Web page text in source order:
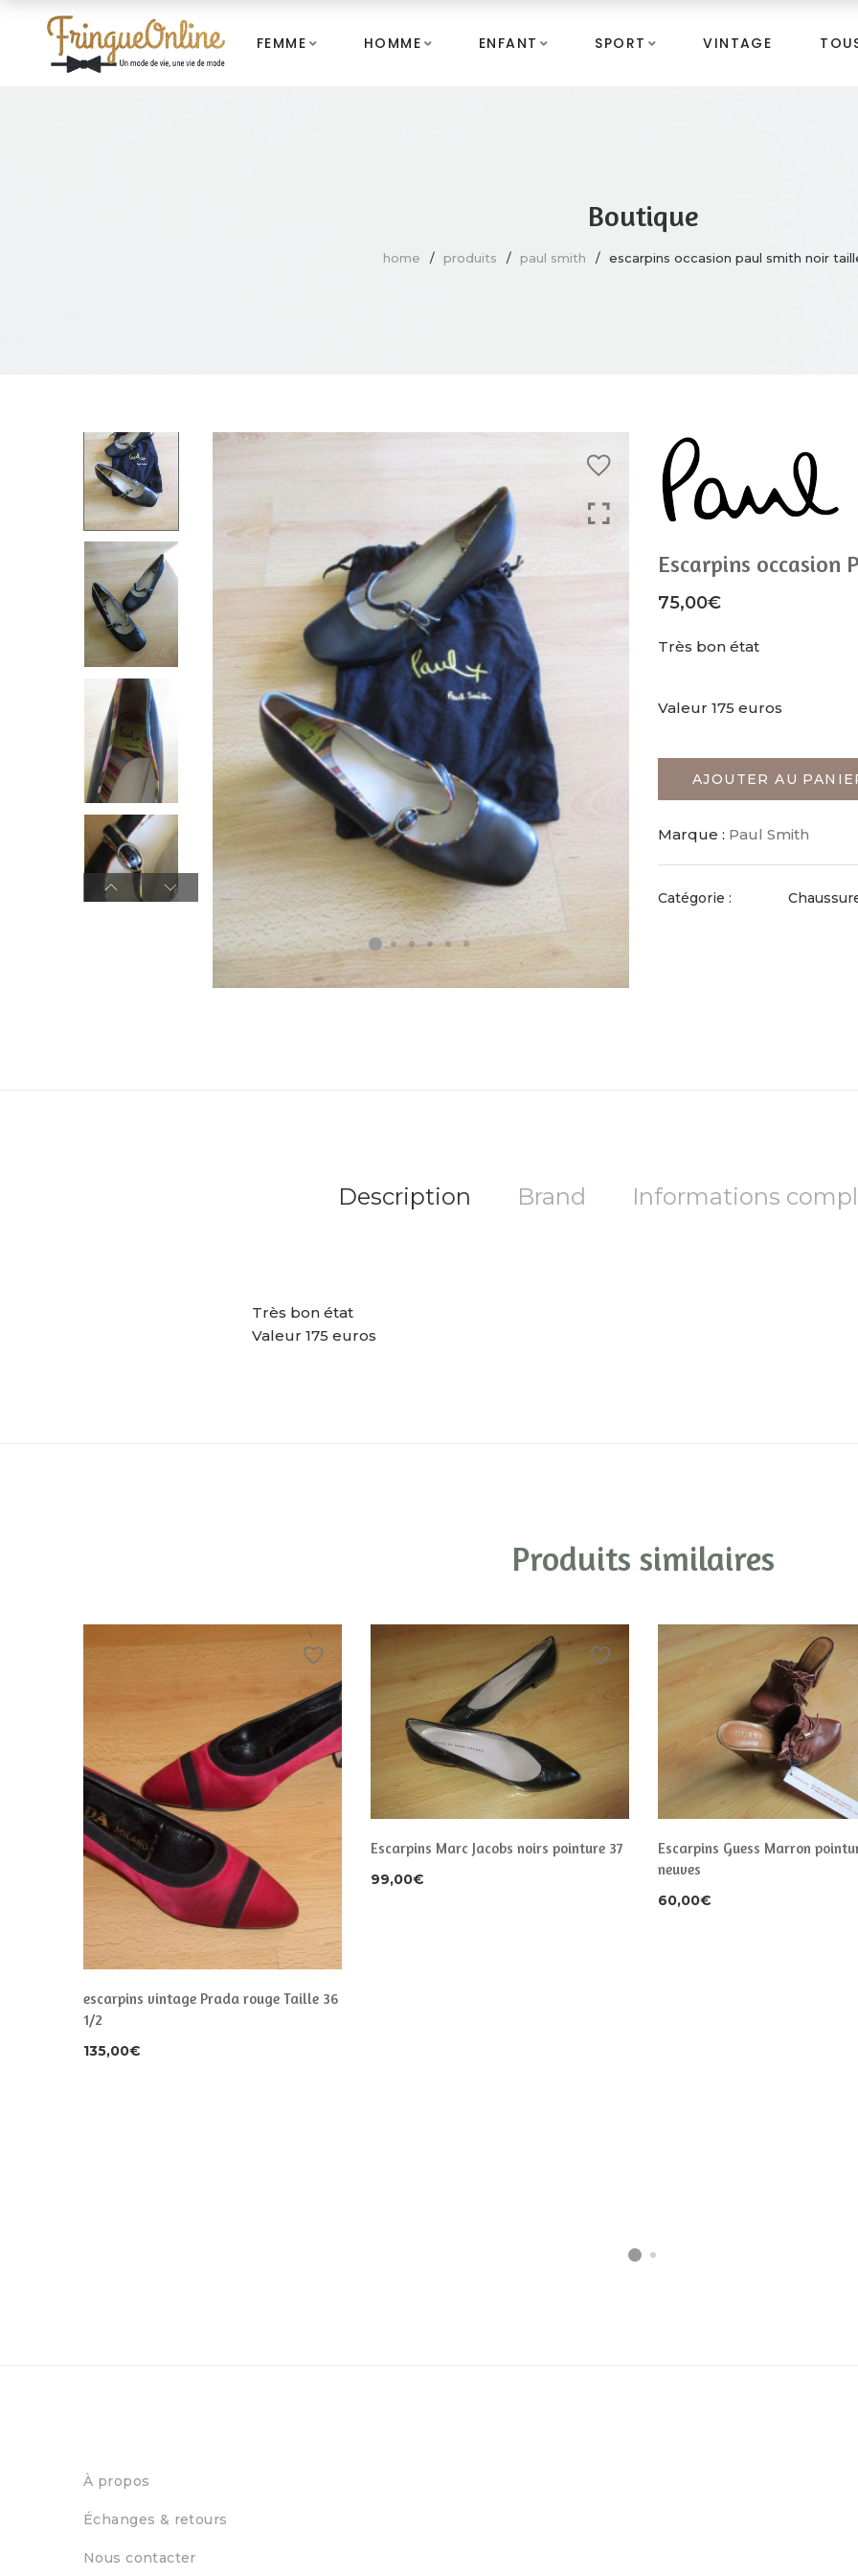
FEMME HOMME ENFANT SPORT VINTAGE
Boutique
home produits paul smith escarpins occasion paul smith noir
Escarpins occasion
75,00€
Très bon état
Valeur 175 euros
AJOUTER AU
Marque : Paul Smith
Catégorie :
Description Brand Informations
Très bon état
Valeur 175 euros
Produits similaires
escarpins vintage Prada rouge Taille 36
1/2
135,00€
Escarpins Marc Jacobs noirs pointure 37
99,00€
Escarpins Guess Marron
neuves
60,00€
À propos
Échanges & retours
Nous contacter